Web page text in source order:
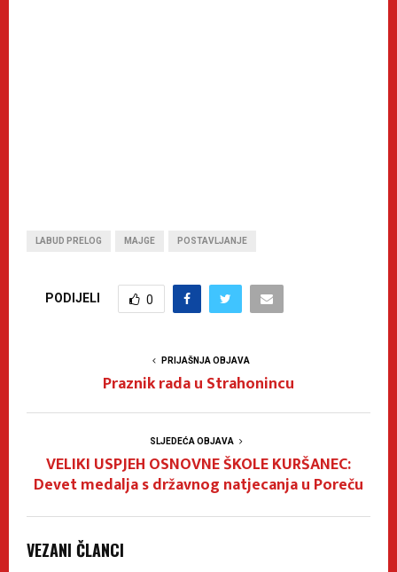
LABUD PRELOG MAJGE POSTAVLJANJE
PODIJELI 0
PRIJAŠNJA OBJAVA
Praznik rada u Strahonincu
SLJEDEĆA OBJAVA
VELIKI USPJEH OSNOVNE ŠKOLE KURŠANEC:
Devet medalja s državnog natjecanja u Poreču
VEZANI ČLANCI